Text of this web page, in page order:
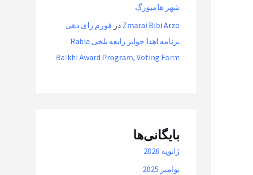
شهر هامبورگ
Zmarai Bibi Arzo در فورم رای دهی
برنامه اهدا جوایز رابعه بلخی Rabia
Balkhi Award Program, Voting Form
بایگانی‌ها
ژانویه 2026
نوامبر 2025